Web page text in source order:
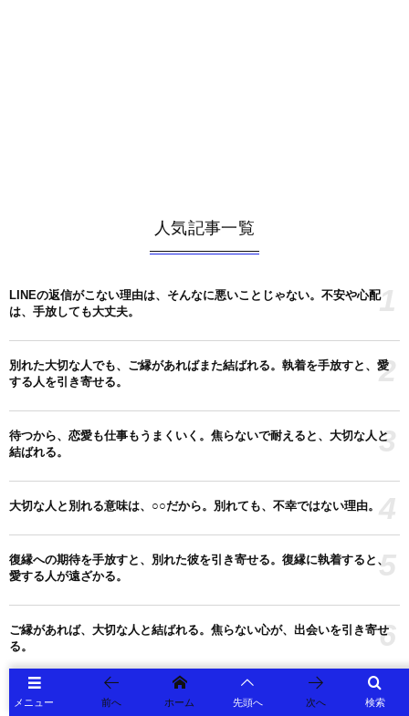
人気記事一覧
LINEの返信がこない理由は、そんなに悪いことじゃない。不安や心配
は、手放しても大丈夫。
1
別れた大切な人でも、ご縁があればまた結ばれる。執着を手放すと、愛
する人を引き寄せる。
2
待つから、恋愛も仕事もうまくいく。焦らないで耐えると、大切な人と
結ばれる。
3
大切な人と別れる意味は、○○だから。別れても、不幸ではない理由。 4
復縁への期待を手放すと、別れた彼を引き寄せる。復縁に執着すると、
愛する人が遠ざかる。
5
ご縁があれば、大切な人と結ばれる。焦らない心が、出会いを引き寄せ
る。
6
期待と執着を手放すと、恋愛はうまくいく。現実を受け入れると、引き
7
メニュー 検索
前へ ホーム 先頭へ 次へ